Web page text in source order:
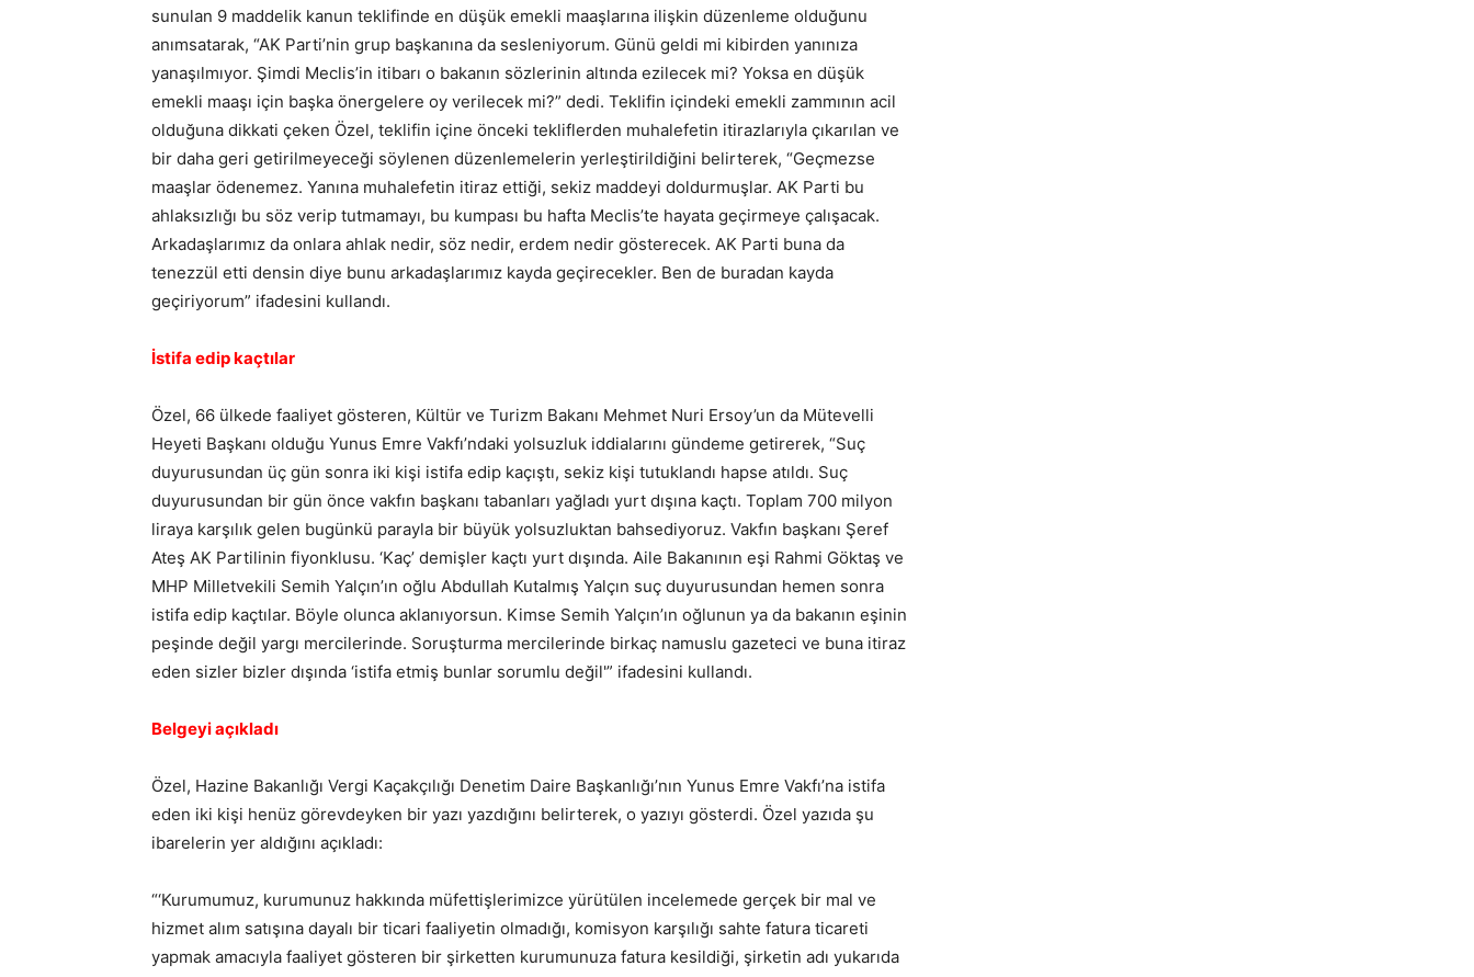
sunulan 9 maddelik kanun teklifinde en düşük emekli maaşlarına ilişkin düzenleme olduğunu
anımsatarak, “AK Parti’nin grup başkanına da sesleniyorum. Günü geldi mi kibirden yanınıza
yanaşılmıyor. Şimdi Meclis’in itibarı o bakanın sözlerinin altında ezilecek mi? Yoksa en düşük
emekli maaşı için başka önergelere oy verilecek mi?” dedi. Teklifin içindeki emekli zammının acil
olduğuna dikkati çeken Özel, teklifin içine önceki tekliflerden muhalefetin itirazlarıyla çıkarılan ve
bir daha geri getirilmeyeceği söylenen düzenlemelerin yerleştirildiğini belirterek, “Geçmezse
maaşlar ödenemez. Yanına muhalefetin itiraz ettiği, sekiz maddeyi doldurmuşlar. AK Parti bu
ahlaksızlığı bu söz verip tutmamayı, bu kumpası bu hafta Meclis’te hayata geçirmeye çalışacak.
Arkadaşlarımız da onlara ahlak nedir, söz nedir, erdem nedir gösterecek. AK Parti buna da
tenezzül etti densin diye bunu arkadaşlarımız kayda geçirecekler. Ben de buradan kayda
geçiriyorum” ifadesini kullandı.
İstifa edip kaçtılar
Özel, 66 ülkede faaliyet gösteren, Kültür ve Turizm Bakanı Mehmet Nuri Ersoy’un da Mütevelli
Heyeti Başkanı olduğu Yunus Emre Vakfı’ndaki yolsuzluk iddialarını gündeme getirerek, “Suç
duyurusundan üç gün sonra iki kişi istifa edip kaçıştı, sekiz kişi tutuklandı hapse atıldı. Suç
duyurusundan bir gün önce vakfın başkanı tabanları yağladı yurt dışına kaçtı. Toplam 700 milyon
liraya karşılık gelen bugünkü parayla bir büyük yolsuzluktan bahsediyoruz. Vakfın başkanı Şeref
Ateş AK Partilinin fiyonklusu. ‘Kaç’ demişler kaçtı yurt dışında. Aile Bakanının eşi Rahmi Göktaş ve
MHP Milletvekili Semih Yalçın’ın oğlu Abdullah Kutalmış Yalçın suç duyurusundan hemen sonra
istifa edip kaçtılar. Böyle olunca aklanıyorsun. Kimse Semih Yalçın’ın oğlunun ya da bakanın eşinin
peşinde değil yargı mercilerinde. Soruşturma mercilerinde birkaç namuslu gazeteci ve buna itiraz
eden sizler bizler dışında ‘istifa etmiş bunlar sorumlu değil'” ifadesini kullandı.
Belgeyi açıkladı
Özel, Hazine Bakanlığı Vergi Kaçakçılığı Denetim Daire Başkanlığı’nın Yunus Emre Vakfı’na istifa
eden iki kişi henüz görevdeyken bir yazı yazdığını belirterek, o yazıyı gösterdi. Özel yazıda şu
ibarelerin yer aldığını açıkladı:
“‘Kurumumuz, kurumunuz hakkında müfettişlerimizce yürütülen incelemede gerçek bir mal ve
hizmet alım satışına dayalı bir ticari faaliyetin olmadığı, komisyon karşılığı sahte fatura ticareti
yapmak amacıyla faaliyet gösteren bir şirketten kurumunuza fatura kesildiği, şirketin adı yukarıda